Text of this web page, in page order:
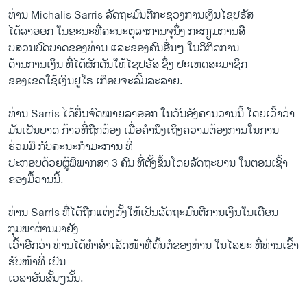
ສຽງ
ລາຍການກະຈາຍສຽງ
ລາຍງານ
ຕິດຕາມພວກເຮົາ ທີ່
ພາສາຕ່າງໆ
ທ່ານ Michalis Sarris ລັດຖະມົນຕີກະຊວງການເງິນໄຊປຣັສ
ໄດ້ລາອອກ ໃນຂະນະທີ່ຄະນະຕຸລາການຈຸນຶ່ງ ກະກຽມການສື
ບສວນບົດບາດຂອງທ່ານ ແລະຂອງຄົນອື່ນໆ ໃນວິກິດການ
ດ້ານການເງິນ ທີ່ໄດ້ຜັກດັນໃຫ້ໄຊປຣັສ ຊຶ່ງ ປະເທດສະມາຊິກ
ຂອງເຂດໃຊ້ເງິນຢູໂຣ ເກືອບຈະລົ້ມລະລາຍ.
ທ່ານ Sarris ໄດ້ຍື່ນຈົດໝາຍລາອອກ ໃນວັນອັງຄານວານນີ້ ໂດຍເວົ້າວ່າ
ມັນເປັນບາດ ກ້າວທີ່ຖືກຕ້ອງ ເມື່ອຄໍານຶງເຖິງຄວາມຕ້ອງການໃນການ
ຮ່ວມມື ກັບຄະນະກໍາມະການ ທີ່
ປະກອບດ້ວຍຜູ້ພິພາກສາ 3 ຄົນ ທີ່ຕັ້ງຂຶ້ນໂດຍລັດຖະບານ ໃນຕອນເຊົ້າ
ຂອງມື້ວານນີ້.
ທ່ານ Sarris ທີ່ໄດ້ຖືກແຕ່ງຕັ້ງໃຫ້ເປັນລັດຖະມົນຕີການເງິນໃນເດືອນ
ກຸມພາຜ່ານມາຍັງ
ເວົ້າອີກວ່າ ທ່ານໄດ້ທໍາສໍາເລັດໜ້າທີ່ຕົ້ນຕໍຂອງທ່ານ ໃນໄລຍະ ທີ່ທ່ານເຂົ້າ
ຮັບໜ້າທີ່ ເປັນ
ເວລາອັນສັ້ນໆນັ້ນ.